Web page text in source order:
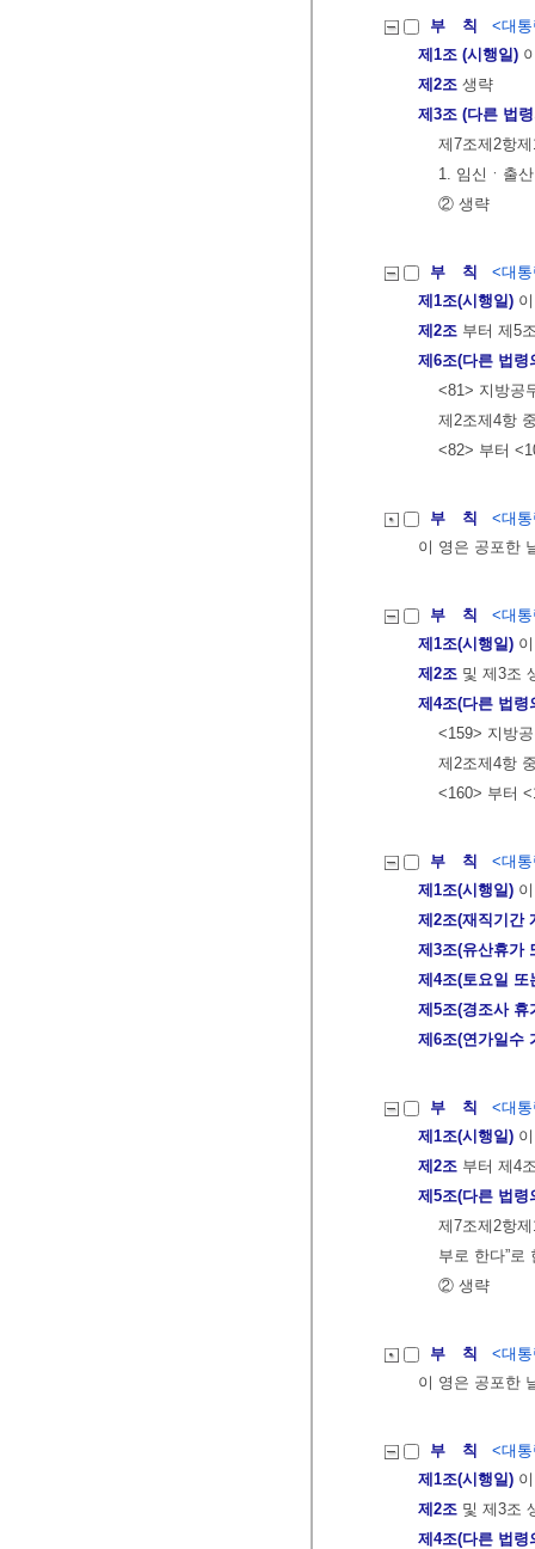
부 칙
<대
제1조 (시행일)
제2조 생략
제3조 (다른 법
제7조제2항
1. 임신ㆍ출
② 생략
부 칙
<대
제1조(시행일)
제2조 부터 제5
제6조(다른 법령
<81> 지방공
제2조제4항
<82> 부터
부 칙
<대
이 영은 공포한
부 칙
<대
제1조(시행일)
제2조 및 제3조
제4조(다른 법령
<159> 지방
제2조제4항
<160> 부터
부 칙
<대
제1조(시행일)
제2조(재직기간
제3조(유산휴가
제4조(토요일 또
제5조(경조사 휴
제6조(연가일수
부 칙
<대
제1조(시행일)
제2조 부터 제4
제5조(다른 법령
제7조제2항
부로 한다”로
② 생략
부 칙
<대
이 영은 공포한
부 칙
<대
제1조(시행일)
제2조 및 제3조
제4조(다른 법령